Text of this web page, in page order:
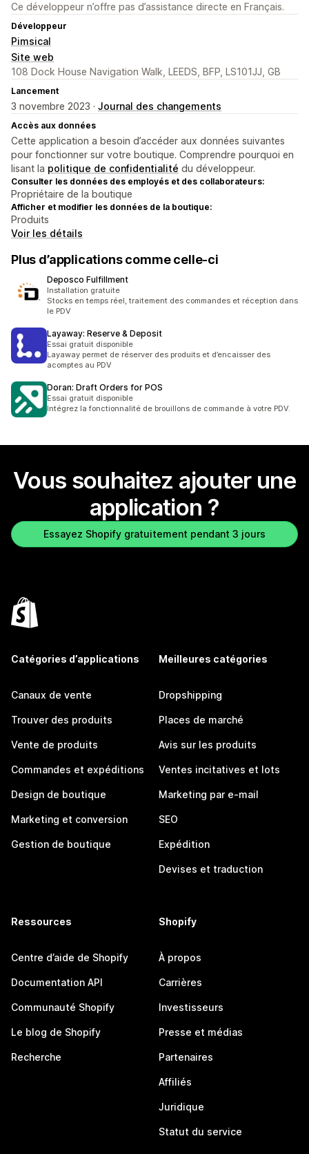
Ce développeur n’offre pas d’assistance directe en Français.
Développeur
Pimsical
Site web
108 Dock House Navigation Walk, LEEDS, BFP, LS101JJ, GB
Lancement
3 novembre 2023 · Journal des changements
Accès aux données
Cette application a besoin d’accéder aux données suivantes
pour fonctionner sur votre boutique. Comprendre pourquoi en
lisant la politique de confidentialité du développeur.
Consulter les données des employés et des collaborateurs:
Propriétaire de la boutique
Afficher et modifier les données de la boutique:
Produits
Voir les détails
Plus d’applications comme celle-ci
Deposco Fulfillment
Installation gratuite
Stocks en temps réel, traitement des commandes et réception dans
le PDV
Layaway: Reserve & Deposit
Essai gratuit disponible
Layaway permet de réserver des produits et d’encaisser des
acomptes au PDV
Doran: Draft Orders for POS
Essai gratuit disponible
Intégrez la fonctionnalité de brouillons de commande à votre PDV.
Vous souhaitez ajouter une
application ?
Essayez Shopify gratuitement pendant 3 jours
Catégories d’applications
Canaux de vente
Trouver des produits
Vente de produits
Commandes et expéditions
Design de boutique
Marketing et conversion
Gestion de boutique
Meilleures catégories
Dropshipping
Places de marché
Avis sur les produits
Ventes incitatives et lots
Marketing par e-mail
SEO
Expédition
Devises et traduction
Ressources
Centre d’aide de Shopify
Documentation API
Communauté Shopify
Le blog de Shopify
Recherche
Shopify
À propos
Carrières
Investisseurs
Presse et médias
Partenaires
Affiliés
Juridique
Statut du service